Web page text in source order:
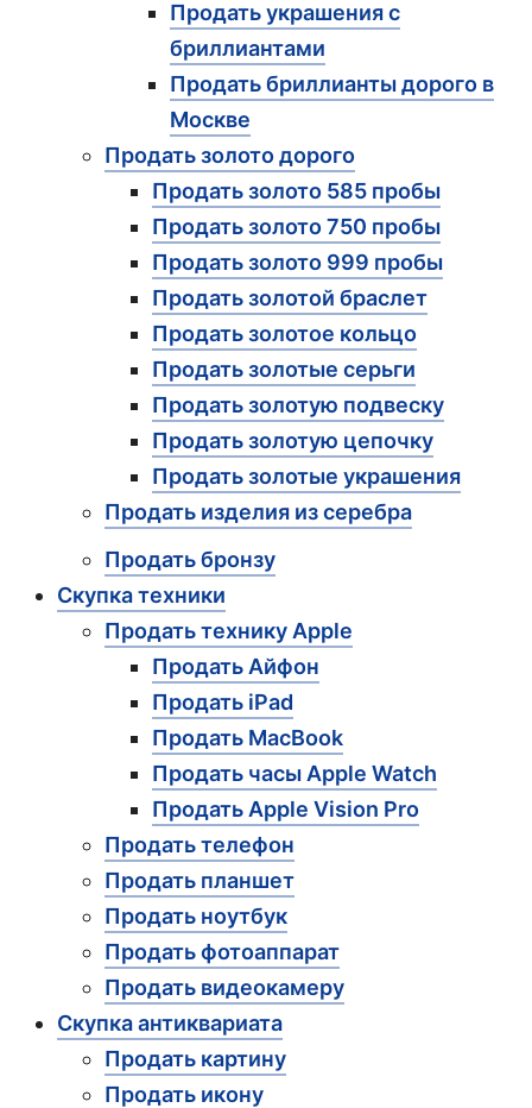
Продать украшения с
бриллиантами
Продать бриллианты дорого в
Москве
Продать золото дорого
Продать золото 585 пробы
Продать золото 750 пробы
Продать золото 999 пробы
Продать золотой браслет
Продать золотое кольцо
Продать золотые серьги
Продать золотую подвеску
Продать золотую цепочку
Продать золотые украшения
Продать изделия из серебра
Продать бронзу
Скупка техники
Продать технику Apple
Продать Айфон
Продать iPad
Продать MacBook
Продать часы Apple Watch
Продать Apple Vision Pro
Продать телефон
Продать планшет
Продать ноутбук
Продать фотоаппарат
Продать видеокамеру
Скупка антиквариата
Продать картину
Продать икону